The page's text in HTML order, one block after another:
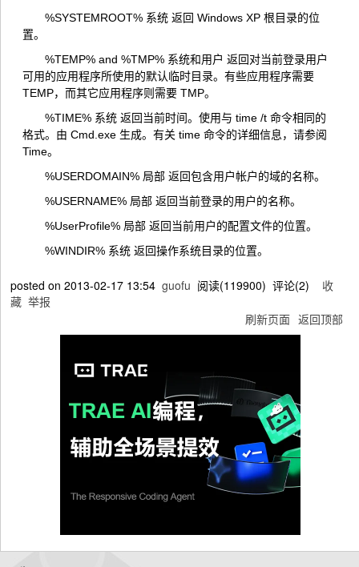
%SYSTEMROOT% 系统 返回 Windows XP 根目录的位
置。
%TEMP% and %TMP% 系统和用户 返回对当前登录用户
可用的应用程序所使用的默认临时目录。有些应用程序需要
TEMP，而其它应用程序则需要 TMP。
%TIME% 系统 返回当前时间。使用与 time /t 命令相同的
格式。由 Cmd.exe 生成。有关 time 命令的详细信息，请参阅
Time。
%USERDOMAIN% 局部 返回包含用户帐户的域的名称。
%USERNAME% 局部 返回当前登录的用户的名称。
%UserProfile% 局部 返回当前用户的配置文件的位置。
%WINDIR% 系统 返回操作系统目录的位置。
posted on 2013-02-17 13:54 guofu 阅读(119900) 评论(2) 收
藏 举报
刷新页面 返回顶部